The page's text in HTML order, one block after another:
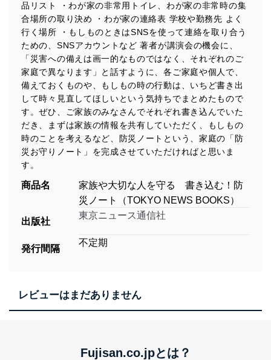
品リスト ・わが家の非常用トイレ、わが家の非常時の集
合場所の取り決め ・わが家の連絡表 学校や勤務先 よく
行く場所 ・もしものときはSNSを使って連絡を取り合う
ための、SNSアカウントなど 著者が講演会の機会に、
「災害への備えは画一的なものではなく、それぞれのご
家庭で異なります」と話すように、各ご家庭や個人で、
備えておくものや、もしもの時の行動は、いちど書き出
して時々見直してほしいという気持ちでまとめたもので
す。ぜひ、ご家族のみなさんでそれぞれ書き込んでいた
だき、まずは家族の情報を共有していただく、もしもの
時のことを考えるなど、防災ノートという、家庭の「防
災お守りノート」を完成させていただければと思いま
す。
商品名
家族や大切な人を守る 書き込む！防
災ノート（TOKYO NEWS BOOKS）
出版社
東京ニュース通信社
発行間隔
不定期
レビューはまだありません
Fujisan.co.jpとは？